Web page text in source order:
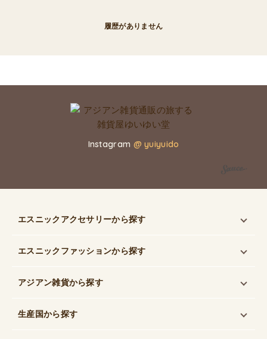
履歴がありません
Instagram @ yuiyuido
エスニックアクセサリーから探す
エスニックファッションから探す
アジアン雑貨から探す
生産国から探す